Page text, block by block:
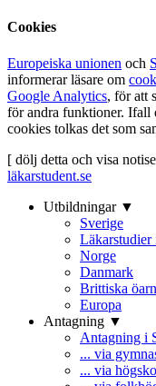
Cookies
Europeiska unionen och
informerar läsare om
Google Analytics, för att
för andra funktioner. Ifall
cookies tolkas det som
[ dölj detta och visa
läkarstudent.se
Utbildningar ▼
Sverige
Läkarstudier
Norge
Danmark
Brittiska
Europa
Antagning ▼
Antagning i
... via
... via